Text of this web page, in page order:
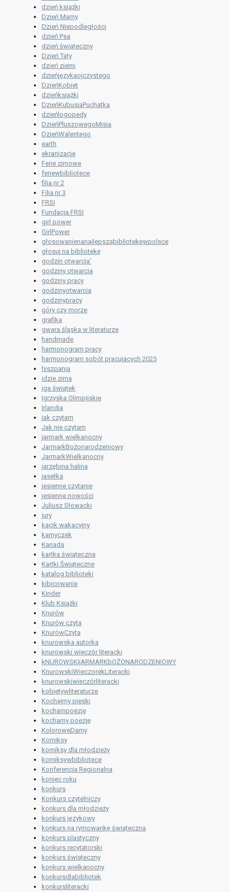
dzień książki
Dzień Mamy
Dzień Niepodległości
dzień Psa
dzień świąteczny
Dzień Taty
dzień ziemi
dzieńjęzykaojczystego
DzieńKobiet
dzieńksiążki
DzieńKubusiaPuchatka
dzieńlogopedy
DzieńPluszowegoMisia
DzieńWalentego
earth
ekranizacje
Ferie zimowe
feriewbibliotece
filia nr 2
Filia nr 3
FRSI
Fundacja FRSI
girl power
GirlPower
głosowanienanajlepsząbibliotekęwpolsce
głosuj na bibliotekę
godzin otwarcia'
godziny otwarcia
godziny pracy
godzinyotwarcia
godzinypracy
góry czy morze
grafika
gwara śląska w literaturze
handmade
harmonogram pracy
harmonogram sobót pracujacych 2025
hiszpania
idzie zima
iga świątek
Igrzyska Olimpijskie
Irlandia
jak czytam
Jak nie czytam
jarmark wielkanocny
JarmarkBożonarodzeniowy
JarmarkWielkanocny
jarzębina halina
jasełka
jesienne czytanie
jesienne nowości
Juliusz Słowacki
jury
kącik wakacyjny
kamyczek
Kanada
kartka świąteczna
Kartki Świąteczne
katalog biblioteki
kibicowanie
Kinder
Klub Książki
Knurów
Knurów czyta
KnurówCzyta
knurowska autorka
knurowski wieczór literacki
kNUROWSKIjARMARKbOŻONARODZENIOWY
KnurowskiWieczorekLiteracki
knurowskiwieczórliteracki
kobietywliteraturze
Kochajmy pieski
kochampoezję
kochamy poezję
KoloroweDamy
Komiksy
komiksy dla młodzieży
komiksywbibliotece
Konferencja Regionalna
koniec roku
konkurs
Konkurs czytelniczy
konkurs dla młodzieży
konkurs językowy
konkurs na rymowankę świąteczną
konkurs plastyczny
konkurs recytatorski
konkurs świąteczny
konkurs wielkanocny
konkursdlabibliotek
konkursliteracki